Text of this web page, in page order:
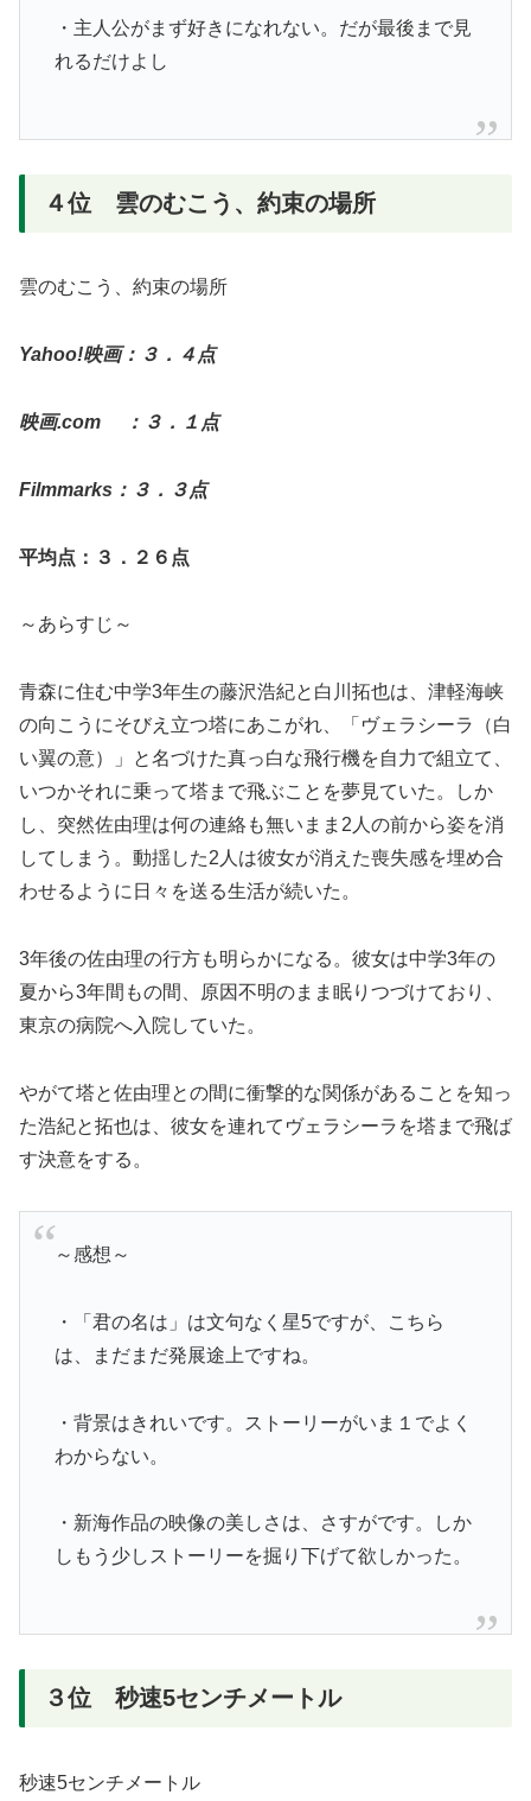
・主人公がまず好きになれない。だが最後まで見
れるだけよし
４位 雲のむこう、約束の場所
雲のむこう、約束の場所
Yahoo!映画：３．４点
映画.com ：３．１点
Filmmarks：３．３点
平均点：３．２６点
～あらすじ～
青森に住む中学3年生の藤沢浩紀と白川拓也は、津軽海峡
の向こうにそびえ立つ塔にあこがれ、「ヴェラシーラ（白
い翼の意）」と名づけた真っ白な飛行機を自力で組立て、
いつかそれに乗って塔まで飛ぶことを夢見ていた。しか
し、突然佐由理は何の連絡も無いまま2人の前から姿を消
してしまう。動揺した2人は彼女が消えた喪失感を埋め合
わせるように日々を送る生活が続いた。
3年後の佐由理の行方も明らかになる。彼女は中学3年の
夏から3年間もの間、原因不明のまま眠りつづけており、
東京の病院へ入院していた。
やがて塔と佐由理との間に衝撃的な関係があることを知っ
た浩紀と拓也は、彼女を連れてヴェラシーラを塔まで飛ば
す決意をする。
～感想～
・「君の名は」は文句なく星5ですが、こちら
は、まだまだ発展途上ですね。
・背景はきれいです。ストーリーがいま１でよく
わからない。
・新海作品の映像の美しさは、さすがです。しか
しもう少しストーリーを掘り下げて欲しかった。
３位 秒速5センチメートル
秒速5センチメートル